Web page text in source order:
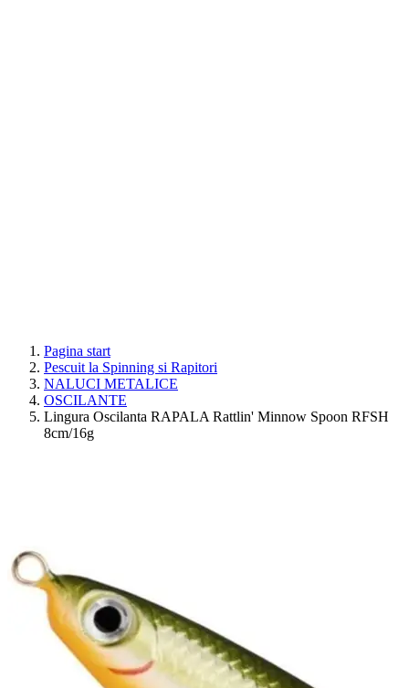
Pagina start
Pescuit la Spinning si Rapitori
NALUCI METALICE
OSCILANTE
Lingura Oscilanta RAPALA Rattlin' Minnow Spoon RFSH
8cm/16g